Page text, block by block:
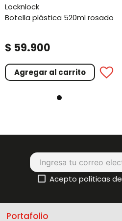
locknlock
botella plástica 520ml rosado
$ 59.900
Agregar al carrito
Acepto políticas de
Portafolio